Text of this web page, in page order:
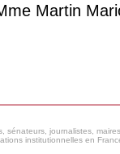
Martin
journalistes,
institutionnelles en